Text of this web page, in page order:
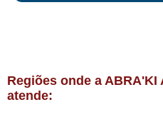
Regiões onde a ABRA'KI
atende: